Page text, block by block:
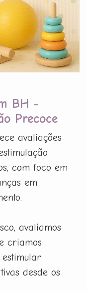
BH -
Precoce
avaliações
com foco em
em
avaliamos
criamos
desde os